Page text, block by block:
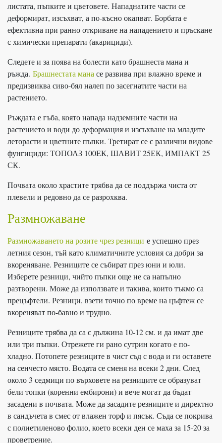
листата, пъпките и цветовете. Нападнатите части се
деформират, изсъхват, а по-късно окапват. Борбата е
ефективна при ранно откриване на нападението и пръскане
с химически препарати (акарициди).
Следете и за поява на болести като брашнеста мана и
ръжда. Брашнестата манасе развива при влажно време и
предизвиква сиво-бял налеп по засегнатите части на
растението.
Ръждата е гъба, която напада надземните части на
растението и води до деформация и изсъхване на младите
леторасти и цветните пъпки. Третират се с различни видове
фунгициди: ТОПОАЗ 100ЕК, ШАВИТ 25ЕК, ИМПАКТ 25
СК.
Почвата около храстите трябва да се поддържа чиста от
плевели и редовно да се разрохква.
Размножаване
Размножаването на розите чрез резници е успешно през
летния сезон, тъй като климатичните условия са добри за
вкореняване. Резниците се събират през юни и юли.
Изберете резници, чийто пъпки още не са напълно
разтворени. Може да използвате и такива, които тъкмо са
прецъфтели. Резници, взети точно по време на цъфтеж се
вкореняват по-бавно и трудно.
Резниците трябва да са с дължина 10-12 см. и да имат две
или три пъпки. Отрежете ги рано сутрин когато е по-
хладно. Потопете резниците в чист съд с вода и ги оставете
на сенчесто място. Водата се сменя на всеки 2 дни. След
около 3 седмици по върховете на резниците се образуват
бели топки (коренни ембирони) и вече могат да бъдат
засадени в почвата. Може да засадите резниците и директно
в сандъчета в смес от влажен торф и пясък. Съда се покрива
с полиетиленово фолио, което всеки ден се маха за 15-20 за
проветрение.